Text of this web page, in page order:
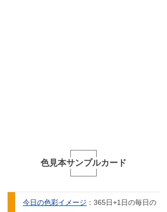
色見本サンプルカード
今日の色彩イメージ ：365日+1日の毎日の